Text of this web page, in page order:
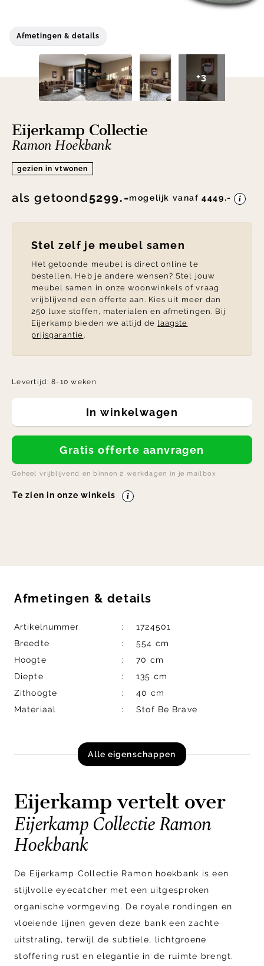
Afmetingen & details
+3
Eijerkamp Collectie
Ramon Hoekbank
gezien in vtwonen
als getoond5299.-mogelijk vanaf 4449.-
Stel zelf je meubel samen
Het getoonde meubel is direct online te
bestellen. Heb je andere wensen? Stel jouw
meubel samen in onze woonwinkels of vraag
vrijblijvend een offerte aan. Kies uit meer dan
250 luxe stoffen, materialen en afmetingen. Bij
Eijerkamp bieden we altijd de laagste
prijsgarantie.
Levertijd:8-10 weken
In winkelwagen
Gratis offerte aanvragen
Geheel vrijblijvend en binnen 2 werkdagen in je mailbox
Te zien in onze winkels
Afmetingen & details
Artikelnummer
1724501
Breedte
554 cm
Hoogte
70 cm
Diepte
135 cm
Zithoogte
40 cm
Materiaal
Stof Be Brave
Alle eigenschappen
Eijerkamp vertelt over
Eijerkamp Collectie Ramon
Hoekbank
De Eijerkamp Collectie Ramon hoekbank is een
stijlvolle eyecatcher met een uitgesproken
organische vormgeving. De royale rondingen en
vloeiende lijnen geven deze bank een zachte
uitstraling, terwijl de subtiele, lichtgroene
stoffering rust en elegantie in de ruimte brengt.